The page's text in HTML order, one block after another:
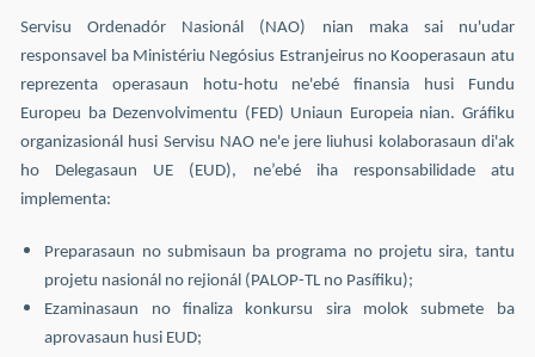
Servisu Ordenadór Nasionál (NAO) nian maka sai nu'udar
responsavel ba Ministériu Negósius Estranjeirus no Kooperasaun atu
reprezenta operasaun hotu-hotu ne'ebé finansia husi Fundu
Europeu ba Dezenvolvimentu (FED) Uniaun Europeia nian. Gráfiku
organizasionál husi Servisu NAO ne'e jere liuhusi kolaborasaun di'ak
ho Delegasaun UE (EUD), ne’ebé iha responsabilidade atu
implementa:
Preparasaun no submisaun ba programa no projetu sira, tantu
projetu nasionál no rejionál (PALOP-TL no Pasífiku);
Ezaminasaun no finaliza konkursu sira molok submete ba
aprovasaun husi EUD;